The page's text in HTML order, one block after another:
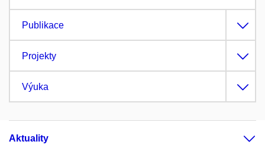
Publikace
Projekty
Výuka
Aktuality